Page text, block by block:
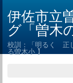
伊佐市立
グ「曽木
校訓：「明るく
る曽木小 】